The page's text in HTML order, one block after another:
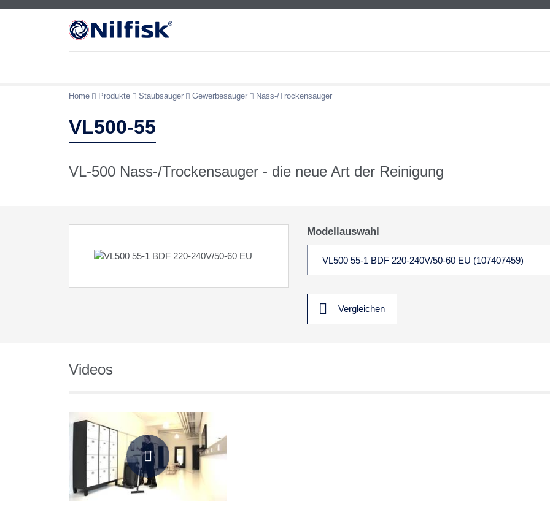
Home Produkte Staubsauger Gewerbesauger Nass-/Trockensauger
VL500-55
VL-500 Nass-/Trockensauger - die neue Art der Reinigung
Modellauswahl
Vergleichen
Videos
